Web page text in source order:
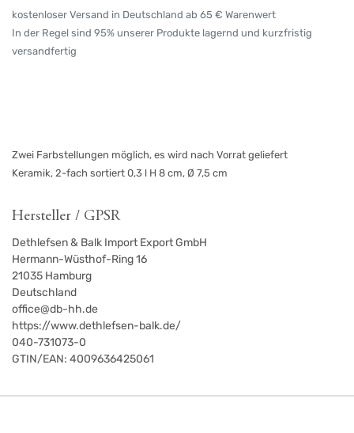
kostenloser Versand in Deutschland ab 65 € Warenwert
In der Regel sind 95% unserer Produkte lagernd und kurzfristig
versandfertig
Zwei Farbstellungen möglich, es wird nach Vorrat geliefert
Keramik, 2-fach sortiert 0,3 l H 8 cm, Ø 7,5 cm
Hersteller / GPSR
Dethlefsen & Balk Import Export GmbH
Hermann-Wüsthof-Ring 16
21035 Hamburg
Deutschland
office@db-hh.de
https://www.dethlefsen-balk.de/
040-731073-0
GTIN/EAN: 4009636425061